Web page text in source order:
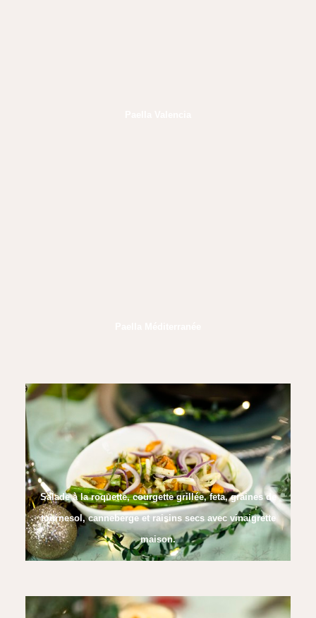
Salade à la roquette, courgette grillée, feta, graines de
tournesol, canneberge et raisins secs avec vinaigrette
maison.